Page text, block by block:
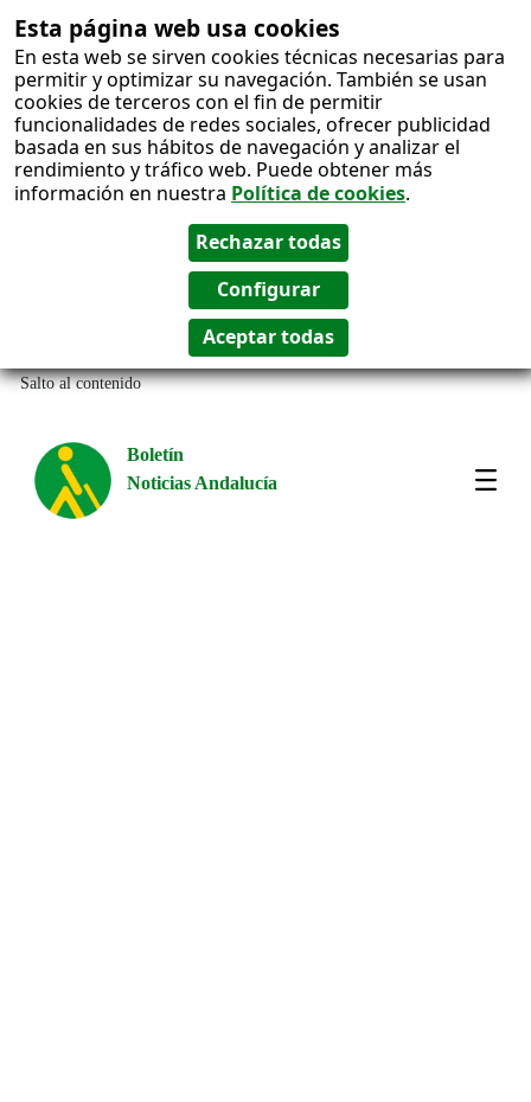
Esta página web usa cookies
En esta web se sirven cookies técnicas necesarias para
permitir y optimizar su navegación. También se usan
cookies de terceros con el fin de permitir
funcionalidades de redes sociales, ofrecer publicidad
basada en sus hábitos de navegación y analizar el
rendimiento y tráfico web. Puede obtener más
información en nuestra Política de cookies.
Salto al contenido
Boletín
Noticias Andalucía